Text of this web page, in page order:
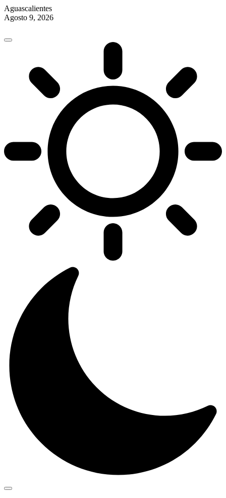
Aguascalientes
Agosto 9, 2026
content